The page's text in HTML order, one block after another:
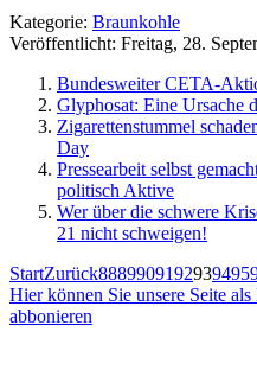
Kategorie: Braunkohle
Veröffentlicht: Freitag, 28.
Bundesweiter CETA-
Glyphosat: Eine Ursache
Zigarettenstummel
Day
Pressearbeit selbst
politisch Aktive
Wer über die schwere
21 nicht schweigen!
StartZurück8889909192939495
Hier können Sie unsere Seite
abbonieren